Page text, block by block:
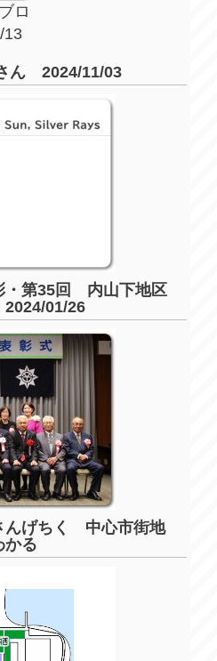
ロ
13
ん 2024/11/03
・第35回 内山下地区
01/26
げちく 中心市街地
かる